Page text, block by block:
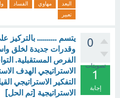
البعد
مهاوي الفساد
تعبير
0
تصويتات
1
إجابة
يتسم .......... بالتركيز
وقدرات جديدة لخلق
الفرص المستقبلية.
الاستراتيجي الهدف
التفكير الاستراتيجي
الاستراتيجية [تم الحل]